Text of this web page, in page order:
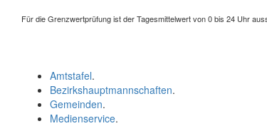
Für die Grenzwertprüfung ist der Tagesmittelwert von 0 bis 24 Uhr
Amtstafel.
Bezirkshauptmannschaften.
Gemeinden.
Medienservice.